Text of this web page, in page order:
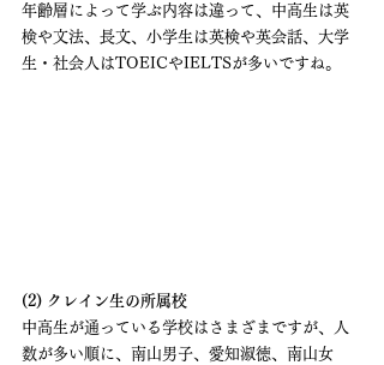
年齢層によって学ぶ内容は違って、中高生は英
検や文法、長文、小学生は英検や英会話、大学
生・社会人はTOEICやIELTSが多いですね。
(2) クレイン生の所属校
中高生が通っている学校はさまざまですが、人
数が多い順に、南山男子、愛知淑徳、南山女